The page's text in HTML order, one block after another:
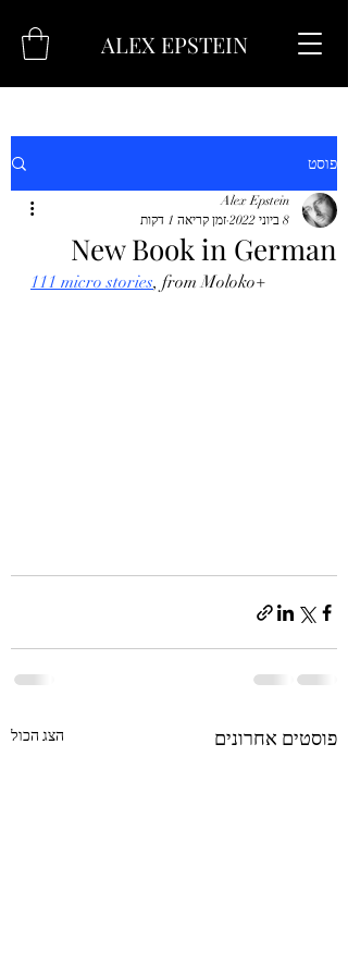
ALEX EPSTEIN
פוסט
New Book in German
Alex Epstein
8 ביוני 2022
זמן קריאה 1 דקות
111 micro stories, from Moloko+
פוסטים אחרונים הצג הכול